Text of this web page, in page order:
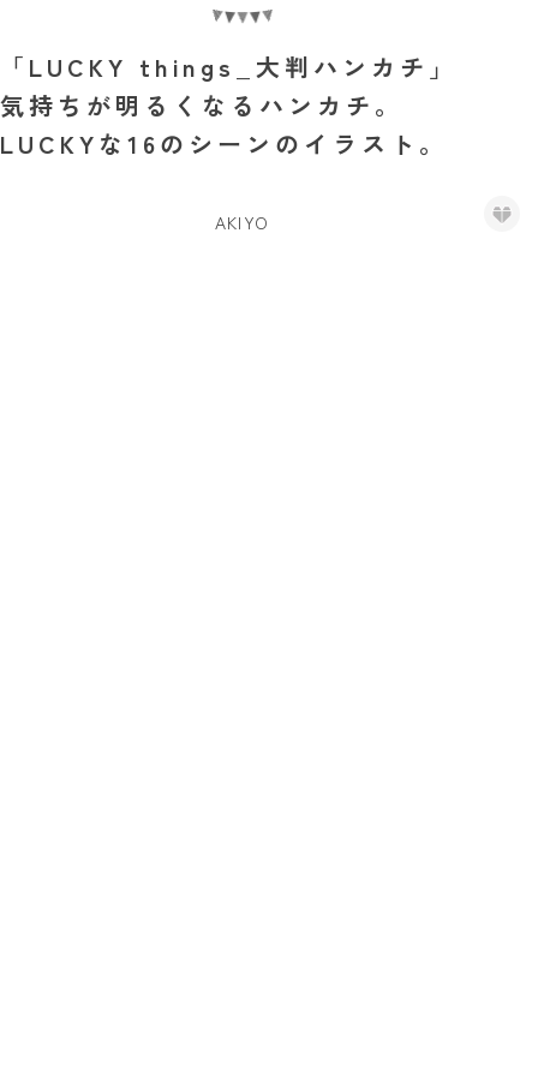
「LUCKY things_大判ハンカチ」
気持ちが明るくなるハンカチ。
LUCKYな16のシーンのイラスト。
AKIYO